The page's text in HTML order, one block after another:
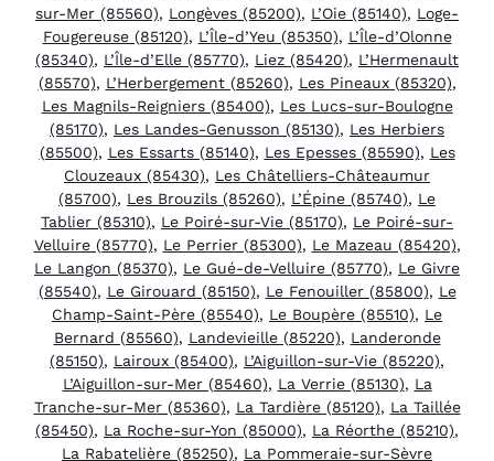
sur-Mer (85560), Longèves (85200), L’Oie (85140), Loge-
Fougereuse (85120), L’Île-d’Yeu (85350), L’Île-d’Olonne
(85340), L’Île-d’Elle (85770), Liez (85420), L’Hermenault
(85570), L’Herbergement (85260), Les Pineaux (85320),
Les Magnils-Reigniers (85400), Les Lucs-sur-Boulogne
(85170), Les Landes-Genusson (85130), Les Herbiers
(85500), Les Essarts (85140), Les Epesses (85590), Les
Clouzeaux (85430), Les Châtelliers-Châteaumur
(85700), Les Brouzils (85260), L’Épine (85740), Le
Tablier (85310), Le Poiré-sur-Vie (85170), Le Poiré-sur-
Velluire (85770), Le Perrier (85300), Le Mazeau (85420),
Le Langon (85370), Le Gué-de-Velluire (85770), Le Givre
(85540), Le Girouard (85150), Le Fenouiller (85800), Le
Champ-Saint-Père (85540), Le Boupère (85510), Le
Bernard (85560), Landevieille (85220), Landeronde
(85150), Lairoux (85400), L’Aiguillon-sur-Vie (85220),
L’Aiguillon-sur-Mer (85460), La Verrie (85130), La
Tranche-sur-Mer (85360), La Tardière (85120), La Taillée
(85450), La Roche-sur-Yon (85000), La Réorthe (85210),
La Rabatelière (85250), La Pommeraie-sur-Sèvre